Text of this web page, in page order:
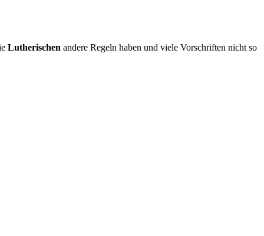
Lutherischen andere Regeln haben und viele Vorschriften nicht so